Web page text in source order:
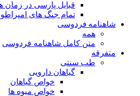
قبایل پارسی در زمان
تمام جنگ های
شاهنامه فردوسی
همه
متن کامل شاهنامه فردوسی
متفرقه
طب سنتی
گیاهان دارویی
خواص گیاهان
خواص میوه ها